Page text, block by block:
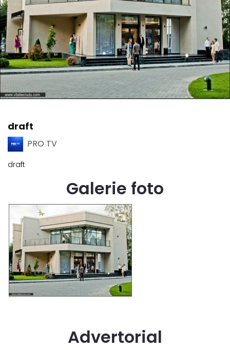
draft
PRO TV
draft
Galerie foto
Advertorial